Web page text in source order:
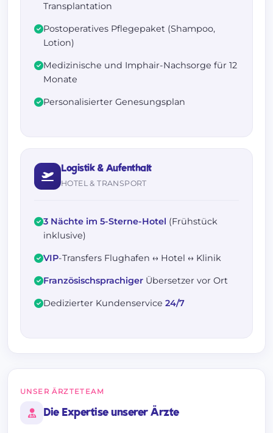
Transplantation
Postoperatives Pflegepaket (Shampoo,
Lotion)
Medizinische und Imphair-Nachsorge für 12
Monate
Personalisierter Genesungsplan
Logistik & Aufenthalt
HOTEL & TRANSPORT
3 Nächte im 5-Sterne-Hotel (Frühstück
inklusive)
VIP-Transfers Flughafen ↔ Hotel ↔ Klinik
Französischsprachiger Übersetzer vor Ort
Dedizierter Kundenservice 24/7
UNSER ÄRZTETEAM
Die Expertise unserer Ärzte